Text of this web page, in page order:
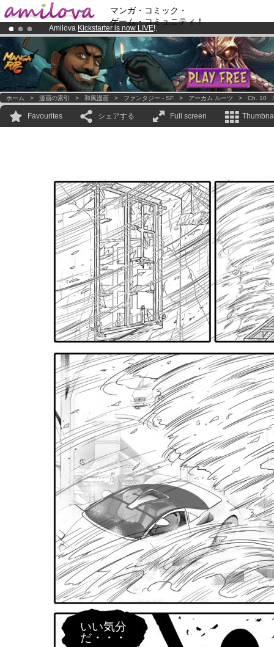
マンガ・コミック・
ゲーム・コミュニティ！
Amilova Kickstarter is now LIVE!.
Premium membership from3.95 eurosper month !Get membership
Already 100000membersand 1000 comics & mangas!.
ホーム > 漫画の索引 > 和風漫画 > ファンタジー - SF > アーカム ルーツ > Ch. 10
Favourites シェアする Full screen
いい気分
だ・・・